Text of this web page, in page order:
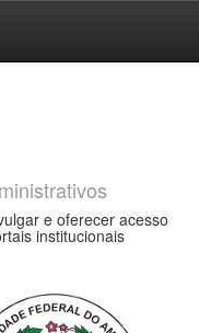
e oferecer acesso
institucionais